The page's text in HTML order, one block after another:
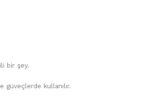
bir şey.
güveçlerde kullanılır.